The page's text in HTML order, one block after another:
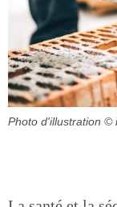
Photo d'illustration ©